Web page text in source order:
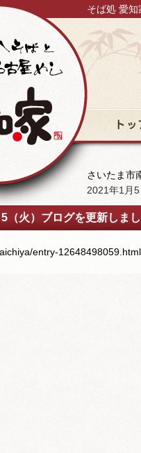
そば処 愛
さいたま市
2021年1月
（火）ブログを更新しま
entry-12648498059.html